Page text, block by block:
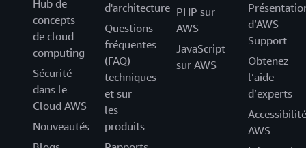
Hub de
concepts
de cloud
computing
Sécurité
dans le
Cloud AWS
Nouveautés
d'architecture
Questions
fréquentes
(FAQ)
techniques
et sur
les
produits
PHP sur
AWS
JavaScript
sur AWS
d’AWS
Support
Obtenez
l’aide
d’experts
Accessibilité
AWS